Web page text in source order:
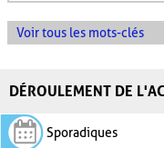
Voir tous les mots-clés
DÉROULEMENT DE
Sporadiques